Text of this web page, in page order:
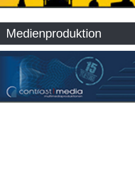
Medienproduktion